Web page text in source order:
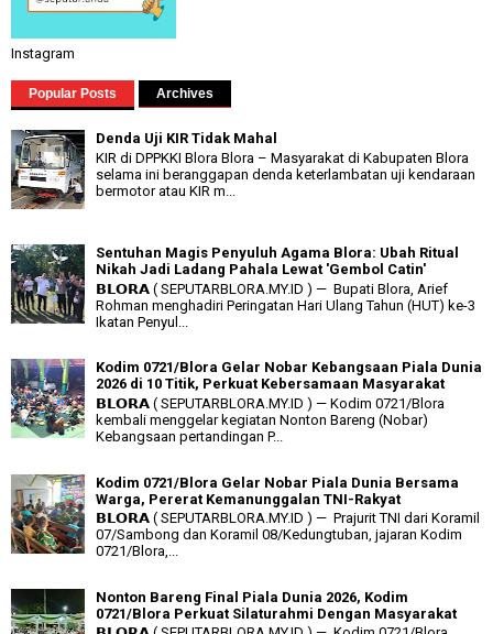
Instagram
Popular Posts Archives
Denda Uji KIR Tidak Mahal
KIR di DPPKKI Blora Blora – Masyarakat di Kabupaten Blora
selama ini beranggapan denda keterlambatan uji kendaraan
bermotor atau KIR m...
Sentuhan Magis Penyuluh Agama Blora: Ubah Ritual
Nikah Jadi Ladang Pahala Lewat 'Gembol Catin'
𝗕𝗟𝗢𝗥𝗔 ( SEPUTARBLORA.MY.ID ) — Bupati Blora, Arief
Rohman menghadiri Peringatan Hari Ulang Tahun (HUT) ke-3
Ikatan Penyul...
Kodim 0721/Blora Gelar Nobar Kebangsaan Piala Dunia
2026 di 10 Titik, Perkuat Kebersamaan Masyarakat
𝗕𝗟𝗢𝗥𝗔 ( SEPUTARBLORA.MY.ID ) — Kodim 0721/Blora
kembali menggelar kegiatan Nonton Bareng (Nobar)
Kebangsaan pertandingan P...
Kodim 0721/Blora Gelar Nobar Piala Dunia Bersama
Warga, Pererat Kemanunggalan TNI-Rakyat
𝗕𝗟𝗢𝗥𝗔 ( SEPUTARBLORA.MY.ID ) — Prajurit TNI dari Koramil
07/Sambong dan Koramil 08/Kedungtuban, jajaran Kodim
0721/Blora,...
Nonton Bareng Final Piala Dunia 2026, Kodim
0721/Blora Perkuat Silaturahmi Dengan Masyarakat